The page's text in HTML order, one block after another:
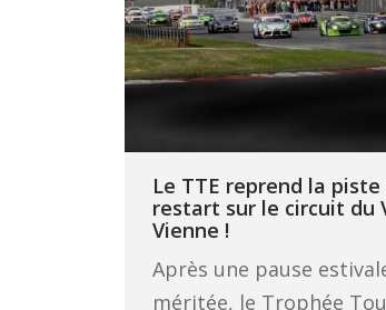
Le TTE reprend la piste
restart sur le circuit du
Vienne !
Après une pause
méritée, le Trophée